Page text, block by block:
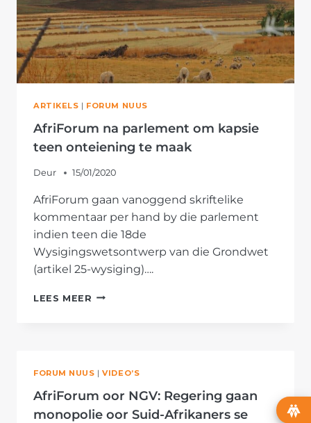
ARTIKELS | FORUM NUUS
AfriForum na parlement om kapsie
teen onteiening te maak
Deur 15/01/2020
AfriForum gaan vanoggend skriftelike
kommentaar per hand by die parlement
indien teen die 18de
Wysigingswetsontwerp van die Grondwet
(artikel 25-wysiging)….
LEES MEER AFRIFORUM
ONTEIENING
TE
FORUM NUUS |VIDEO’S
AfriForum oor NGV: Regering gaan
monopolie oor Suid-Afrikaners se